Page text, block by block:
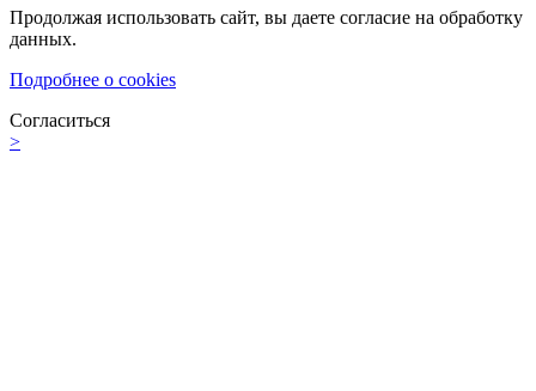
Продолжая использовать сайт, вы даете согласие на обработку
данных.
Подробнее о cookies
Согласиться
>